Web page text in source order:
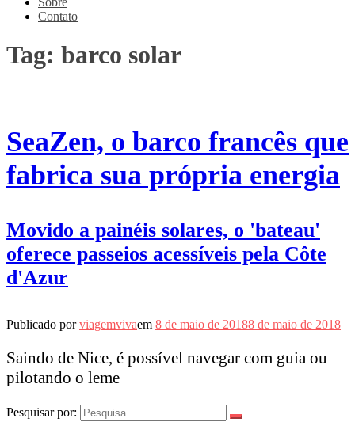
Contato
Tag: barco solar
SeaZen, o barco francês que
fabrica sua própria energia
Movido a painéis solares, o 'bateau'
oferece passeios acessíveis pela Côte
d'Azur
Publicado porviagemvivaem 8 de maio de 20188 de maio de 2018
Saindo de Nice, é possível navegar com guia ou
pilotando o leme
Pesquisar por: